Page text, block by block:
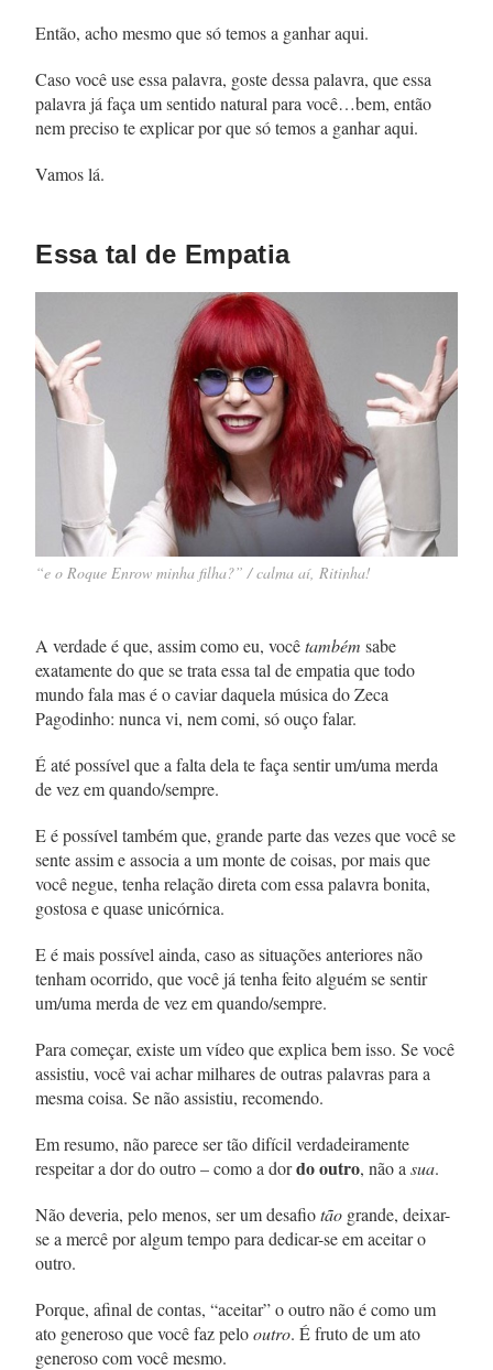
Então, acho mesmo que só temos a ganhar aqui.
Caso você use essa palavra, goste dessa palavra, que essa
palavra já faça um sentido natural para você…bem, então
nem preciso te explicar por que só temos a ganhar aqui.
Vamos lá.
Essa tal de Empatia
“e o Roque Enrow minha filha?” / calma aí, Ritinha!
A verdade é que, assim como eu, vocêtambém sabe
exatamente do que se trata essa tal de empatia que todo
mundo fala mas é o caviar daquela música do Zeca
Pagodinho: nunca vi, nem comi, só ouço falar.
É até possível que a falta dela te faça sentir um/uma merda
de vez em quando/sempre.
E é possível também que, grande parte das vezes que você se
sente assim e associa a um monte de coisas, por mais que
você negue, tenha relação direta com essa palavra bonita,
gostosa e quase unicórnica.
E é mais possível ainda, caso as situações anteriores não
tenham ocorrido, que você já tenha feito alguém se sentir
um/uma merda de vez em quando/sempre.
Para começar, existe umvídeoque explica bem isso. Se você
assistiu, você vai achar milhares de outras palavras para a
mesma coisa. Se não assistiu, recomendo.
Em resumo, não parece ser tão difícil verdadeiramente
respeitar a dor do outro – como a dordo outro, não asua.
Não deveria, pelo menos, ser um desafiotão grande, deixar-
se a mercê por algum tempo para dedicar-se em aceitar o
outro.
Porque, afinal de contas, “aceitar” o outro não é como um
ato generoso que você faz pelooutro. É fruto de um ato
generoso com você mesmo.